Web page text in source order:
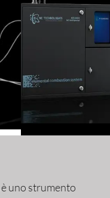
è uno strumento